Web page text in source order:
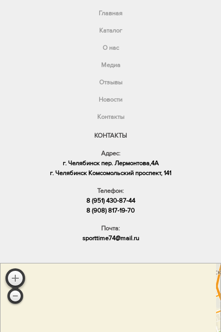
Главная
Каталог
О нас
Медиа
Отзывы
Новости
Контакты
КОНТАКТЫ
Адрес:
г. Челябинск пер. Лермонтова,4А
​г. Челябинск Комсомольский проспект, 141
Телефон:
8 (951) 430-87-44
8 (908) 817-19-70
Почта:
sporttime74@mail.ru